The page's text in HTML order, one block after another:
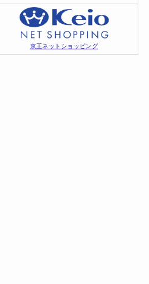
京王ネットショッピング